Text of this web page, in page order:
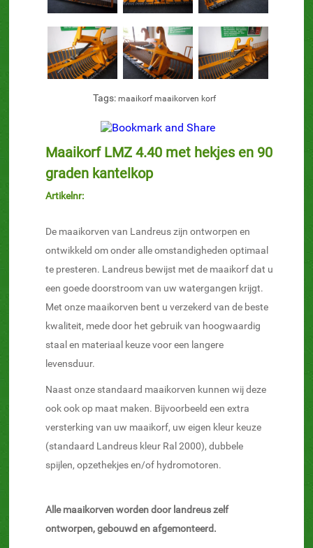
Tags:maaikorf maaikorven korf
Maaikorf LMZ 4.40 met hekjes en 90
graden kantelkop
Artikelnr:
De maaikorven van Landreus zijn ontworpen en
ontwikkeld om onder alle omstandigheden optimaal
te presteren. Landreus bewijst met de maaikorf dat u
een goede doorstroom van uw watergangen krijgt.
Met onze maaikorven bent u verzekerd van de beste
kwaliteit, mede door het gebruik van hoogwaardig
staal en materiaal keuze voor een langere
levensduur.
Naast onze standaard maaikorven kunnen wij deze
ook ook op maat maken. Bijvoorbeeld een extra
versterking van uw maaikorf, uw eigen kleur keuze
(standaard Landreus kleur Ral 2000), dubbele
spijlen, opzethekjes en/of hydromotoren.
Alle maaikorven worden door landreus zelf
ontworpen, gebouwd en afgemonteerd.